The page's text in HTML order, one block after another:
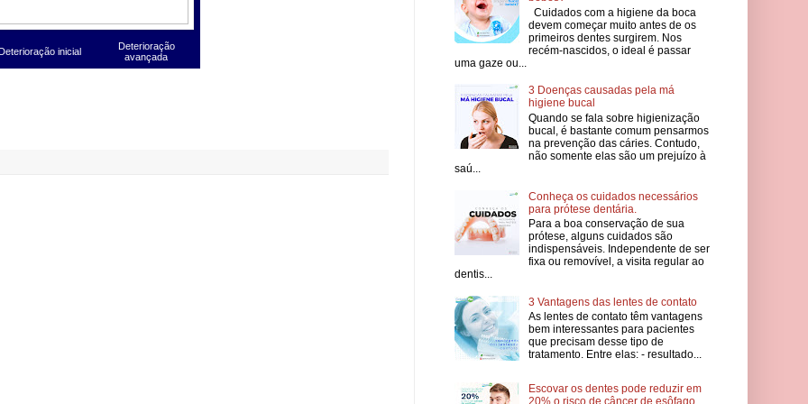
Deterioração inicial
Deterioração
avançada
Cuidados com a higiene da boca
devem começar muito antes de os
primeiros dentes surgirem. Nos
recém-nascidos, o ideal é passar
uma gaze ou...
3 Doenças causadas pela má
higiene bucal
Quando se fala sobre higienização
bucal, é bastante comum pensarmos
na prevenção das cáries. Contudo,
não somente elas são um prejuízo à
saú...
Conheça os cuidados necessários
para prótese dentária.
Para a boa conservação de sua
prótese, alguns cuidados são
indispensáveis. Independente de ser
fixa ou removível, a visita regular ao
dentis...
3 Vantagens das lentes de contato
As lentes de contato têm vantagens
bem interessantes para pacientes
que precisam desse tipo de
tratamento. Entre elas: - resultado...
Escovar os dentes pode reduzir em